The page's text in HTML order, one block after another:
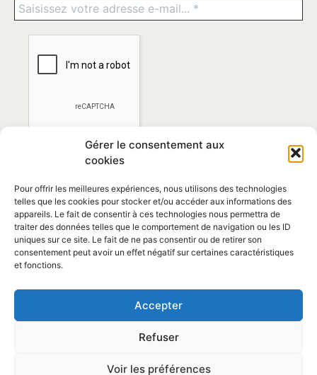
Gérer le consentement aux
cookies
Pour offrir les meilleures expériences, nous utilisons des technologies
telles que les cookies pour stocker et/ou accéder aux informations des
appareils. Le fait de consentir à ces technologies nous permettra de
traiter des données telles que le comportement de navigation ou les ID
uniques sur ce site. Le fait de ne pas consentir ou de retirer son
consentement peut avoir un effet négatif sur certaines caractéristiques
et fonctions.
Accepter
Refuser
Voir les préférences
*En vous abonnant vous acceptez lapolitique de
confidentialité
Contact et horaires
Politique de confidentialité Mentions Légales